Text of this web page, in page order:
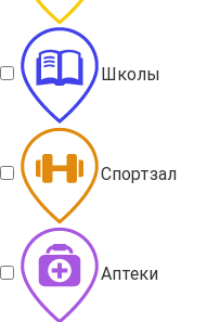
Школы
Спортзал
Аптеки